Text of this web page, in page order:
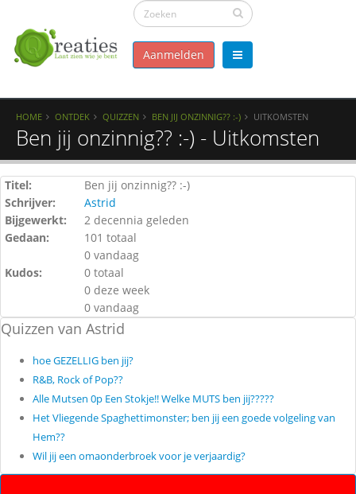
Aanmelden
HOME ONTDEK QUIZZEN BEN JIJ ONZINNIG?? :-) UITKOMSTEN
Ben jij onzinnig?? :-) - Uitkomsten
Titel:
Ben jij onzinnig?? :-)
Schrijver:
Astrid
Bijgewerkt:
2 decennia geleden
Gedaan:
101 totaal
0 vandaag
Kudos:
0 totaal
0 deze week
0 vandaag
Quizzen van Astrid
hoe GEZELLIG ben jij?
R&B, Rock of Pop??
Alle Mutsen 0p Een Stokje!! Welke MUTS ben jij?????
Het Vliegende Spaghettimonster; ben jij een goede volgeling van
Hem??
Wil jij een omaonderbroek voor je verjaardig?